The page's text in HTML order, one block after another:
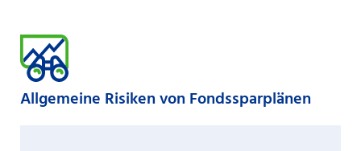
Allgemeine Risiken von Fondssparplänen